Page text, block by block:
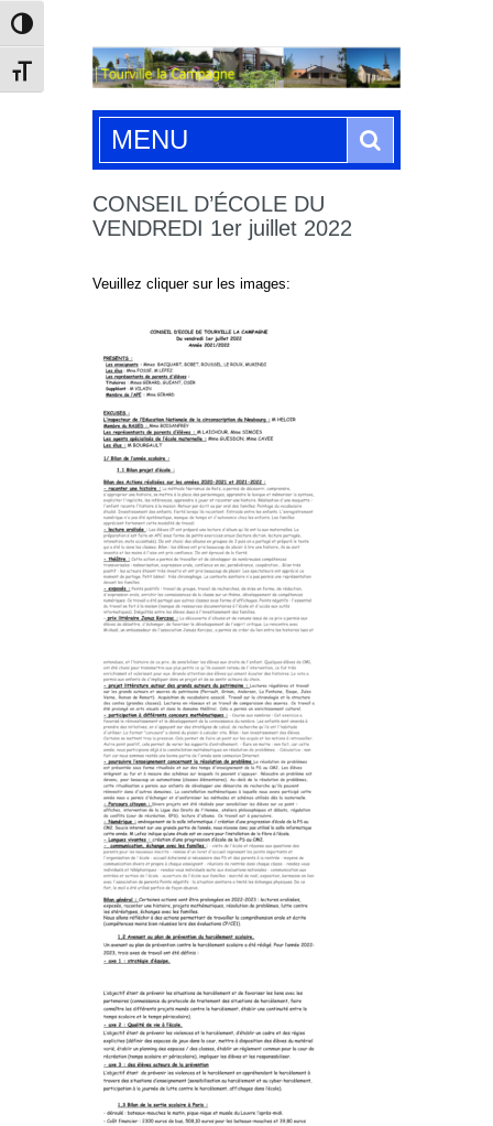
Passer en contraste élevé
Changer la taille de la police
MENU
CONSEIL D’ÉCOLE DU
VENDREDI 1er juillet 2022
Veuillez cliquer sur les images: